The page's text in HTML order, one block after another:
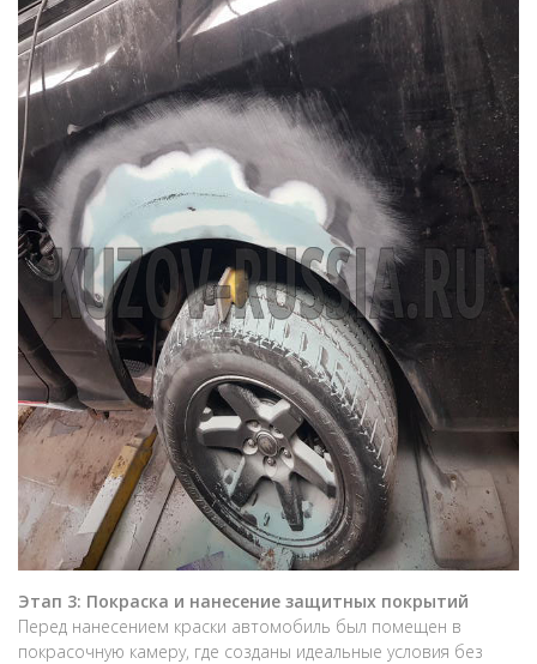
Этап 3: Покраска и нанесение защитных покрытий
Перед нанесением краски автомобиль был помещен в
покрасочную камеру, где созданы идеальные условия без